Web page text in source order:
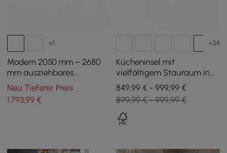
+1
Modern 2050 mm – 2680
mm ausziehbares
Kücheninsel mit 4 weißen
Esszimmerstühlen
Neu Tieferer Preis
1.793,99 €
+34
Kücheninsel mit
vielfältigem Stauraum in
Weiß und Natur, 183 cm
849,99 € - 999,99 €
899,99 € - 999,99 €